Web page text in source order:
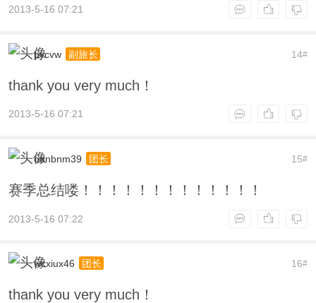
2013-5-16 07:21
14#
pycvw 副旅长
thank you very much！
2013-5-16 07:21
15#
oanbnm39 团长
赛季总结喽！！！！！！！！！！！！！
2013-5-16 07:22
16#
wcxiux46 团长
thank you very much！